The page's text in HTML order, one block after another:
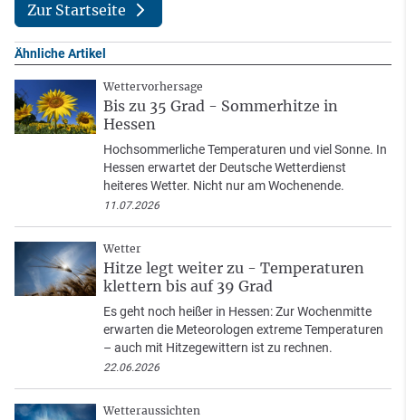
Zur Startseite
Ähnliche Artikel
Wettervorhersage
Bis zu 35 Grad - Sommerhitze in
Hessen
Hochsommerliche Temperaturen und viel Sonne. In
Hessen erwartet der Deutsche Wetterdienst
heiteres Wetter. Nicht nur am Wochenende.
11.07.2026
Wetter
Hitze legt weiter zu - Temperaturen
klettern bis auf 39 Grad
Es geht noch heißer in Hessen: Zur Wochenmitte
erwarten die Meteorologen extreme Temperaturen
– auch mit Hitzegewittern ist zu rechnen.
22.06.2026
Wetteraussichten